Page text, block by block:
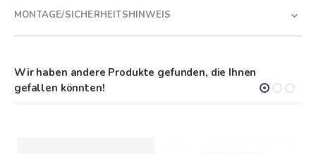
MONTAGE/SICHERHEITSHINWEIS
Wir haben andere Produkte gefunden, die Ihnen
gefallen könnten!